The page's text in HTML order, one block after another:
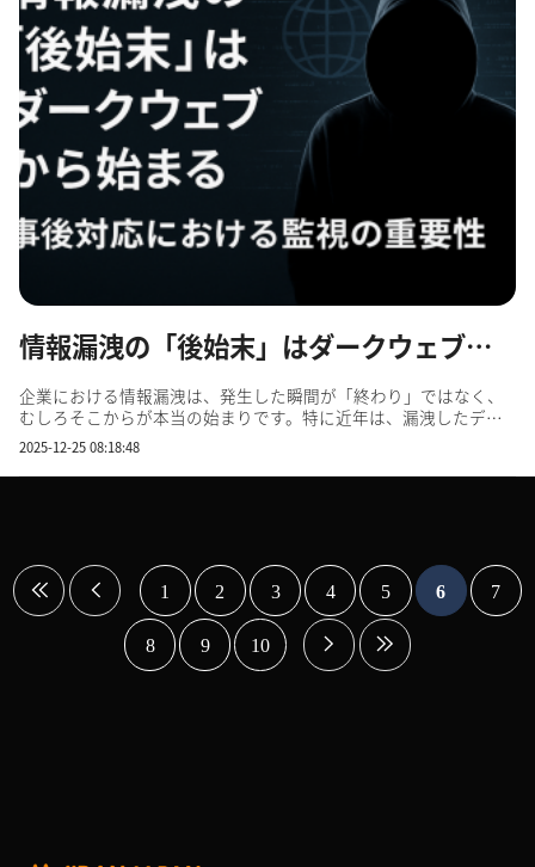
情報漏洩の「後始末」はダークウェブから始まる ～事後対応における監視の重要性～
企業における情報漏洩は、発生した瞬間が「終わり」ではなく、
むしろそこからが本当の始まりです。特に近年は、漏洩したデー
タの多くが ダークウェブ 上で取引され、サイバー犯罪者同士が二
次利用・転売・悪用を繰り返すことで、被害が何か月、何年にも
わたって続くケースが増えています。 そのため、事故発生後の初
2025-12-25 08:18:48
1 2 3 4 5 6 7
8 9 10